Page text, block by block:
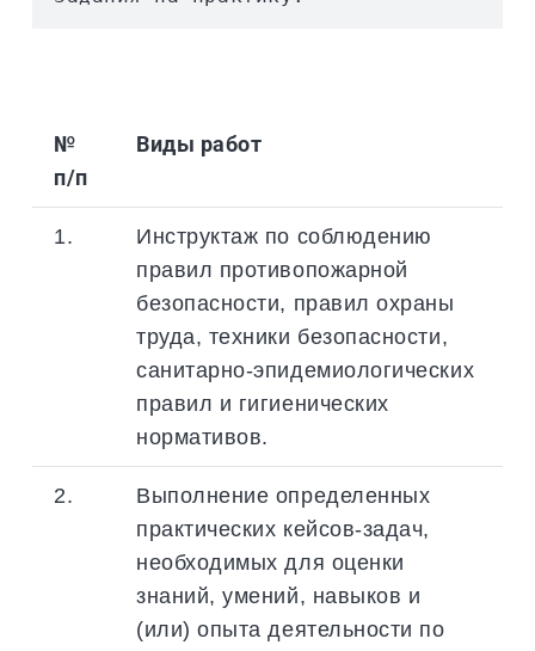
№
п/п
Виды работ
1.
Инструктаж по соблюдению
правил противопожарной
безопасности, правил охраны
труда, техники безопасности,
санитарно-эпидемиологических
правил и гигиенических
нормативов.
2.
Выполнение определенных
практических кейсов-задач,
необходимых для оценки
знаний, умений, навыков и
(или) опыта деятельности по